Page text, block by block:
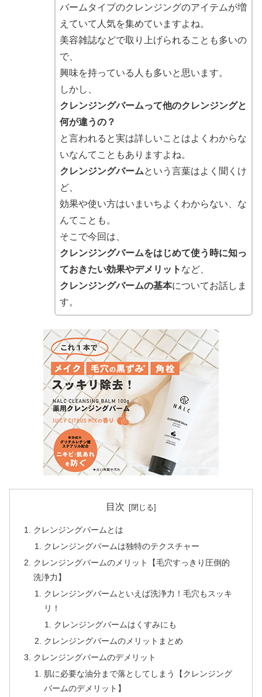
バームタイプのクレンジングのアイテムが増
えていて人気を集めていますよね。
美容雑誌などで取り上げられることも多いの
で、
興味を持っている人も多いと思います。
しかし、
クレンジングバームって他のクレンジングと
何が違うの？
と言われると実は詳しいことはよくわからな
いなんてこともありますよね。
クレンジングバームという言葉はよく聞くけ
ど、
効果や使い方はいまいちよくわからない、な
んてことも。
そこで今回は、
クレンジングバームをはじめて使う時に知っ
ておきたい効果やデメリット など、
クレンジングバームの基本についてお話しま
す。
目次
クレンジングバームとは
クレンジングバームは独特のテクスチャー
クレンジングバームのメリット【毛穴すっきり圧倒的
洗浄力】
クレンジングバームといえば洗浄力！毛穴もスッキ
リ！
クレンジングバームはくすみにも
クレンジングバームのメリットまとめ
クレンジングバームのデメリット
肌に必要な油分まで落としてしまう【クレンジング
バームのデメリット】